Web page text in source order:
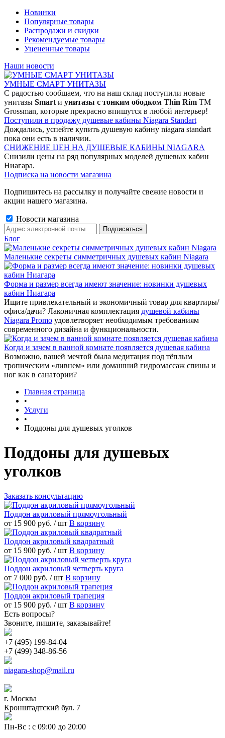
Новинки
Популярные товары
Распродажи и скидки
Рекомендуемые товары
Уцененные товары
Наши новости
УМНЫЕ СМАРТ УНИТАЗЫ
С радостью сообщаем, что на наш склад поступили новые
унитазы Smart и унитазы с тонким ободком Thin Rim TM
Grossman, которые прекрасно впишутся в любой интерьер!
Поступили в продажу душевые кабины Niagara Standart
Дождались, успейте купить душевую кабину niagara standart
пока они есть в наличии.
СНИЖЕНИЕ ЦЕН НА ДУШЕВЫЕ КАБИНЫ NIAGARA
Снизили цены на ряд популярных моделей душевых кабин
Ниагара.
Подписка на новости магазина
Подпишитесь на рассылку и получайте свежие новости и
акции нашего магазина.
Новости магазина
Блог
Маленькие секреты симметричных душевых кабин Niagara
Форма и размер всегда имеют значение: новинки душевых
кабин Ниагара
Ищите привлекательный и экономичный товар для квартиры/
офиса/дачи? Лаконичная комплектация душевой кабины
Niagara Promo удовлетворяет необходимым требованиям
современного дизайна и функциональности.
Когда и зачем в ванной комнате появляется душевая кабина
Возможно, вашей мечтой была медитация под тёплым
тропическим «ливнем» или домашний гидромассаж спины и
ног как в санатории?
Главная страница
•
Услуги
•
Поддоны для душевых уголков
Поддоны для душевых
уголков
Заказать консультацию
Поддон акриловый прямоугольный
от 15 900 руб. / шт В корзину
Поддон акриловый квадратный
от 15 900 руб. / шт В корзину
Поддон акриловый четверть круга
от 7 000 руб. / шт В корзину
Поддон акриловый трапеция
от 15 900 руб. / шт В корзину
Есть вопросы?
Звоните, пишите, заказывайте!
+7 (495) 199-84-04
+7 (499) 348-86-56
niagara-shop@mail.ru
г. Москва
Кронштадтский бул. 7
Пн-Вс : с 09:00 до 20:00